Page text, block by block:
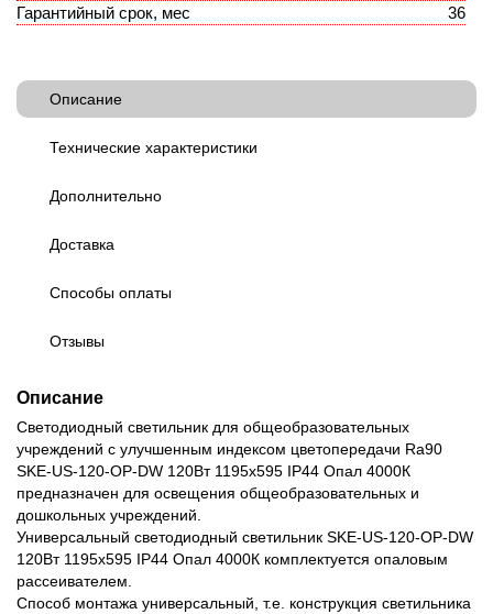
Гарантийный срок, мес
36
Описание
Технические характеристики
Дополнительно
Доставка
Способы оплаты
Отзывы
Описание
Светодиодный светильник для общеобразовательных
учреждений с улучшенным индексом цветопередачи Ra90
SKE-US-120-OP-DW 120Вт 1195х595 IP44 Опал 4000К
предназначен для освещения общеобразовательных и
дошкольных учреждений.
Универсальный светодиодный светильник SKE-US-120-OP-DW
120Вт 1195х595 IP44 Опал 4000К комплектуется опаловым
рассеивателем.
Способ монтажа универсальный, т.е. конструкция светильника